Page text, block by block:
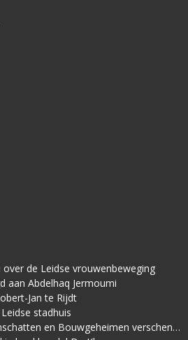
de Leidse vrouwenbeweging
aan Abdelhaq Jermoumi
Jan te Rijdt
stadhuis
Deel 10 in de serie Bodemschatten en Bouwgeheimen verschenen